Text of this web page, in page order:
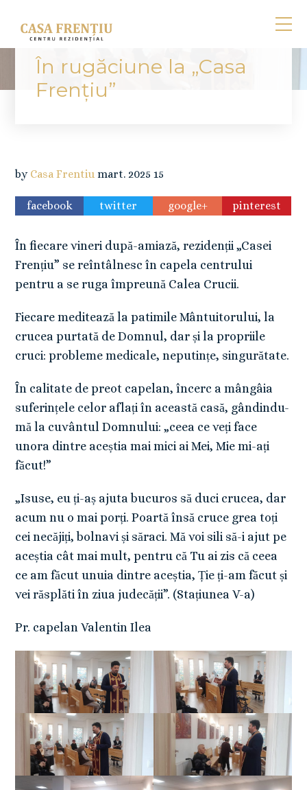
În rugăciune la „Casa
Frențiu”
by Casa Frentiu mart. 2025 15
facebook twitter google+ pinterest
În fiecare vineri după-amiază, rezidenții „Casei
Frențiu” se reîntâlnesc în capela centrului
pentru a se ruga împreună Calea Crucii.
Fiecare meditează la patimile Mântuitorului, la
crucea purtată de Domnul, dar și la propriile
cruci: probleme medicale, neputințe, singurătate.
În calitate de preot capelan, încerc a mângâia
suferințele celor aflați în această casă, gândindu-
mă la cuvântul Domnului: „ceea ce veți face
unora dintre aceștia mai mici ai Mei, Mie mi-ați
făcut!”
„Isuse, eu ți-aș ajuta bucuros să duci crucea, dar
acum nu o mai porți. Poartă însă cruce grea toți
cei necăjiți, bolnavi și săraci. Mă voi sili să-i ajut pe
aceștia cât mai mult, pentru că Tu ai zis că ceea
ce am făcut unuia dintre aceștia, Ție ți-am făcut și
vei răsplăti în ziua judecății”. (Stațiunea V-a)
Pr. capelan Valentin Ilea